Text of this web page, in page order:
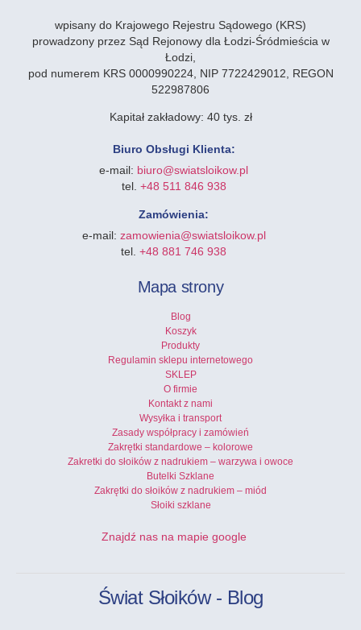
wpisany do Krajowego Rejestru Sądowego (KRS)
prowadzony przez Sąd Rejonowy dla Łodzi-Śródmieścia w
Łodzi,
pod numerem KRS 0000990224, NIP 7722429012, REGON
522987806
Kapitał zakładowy: 40 tys. zł
Biuro Obsługi Klienta:
e-mail: biuro@swiatsloikow.pl
tel. +48 511 846 938
Zamówienia:
e-mail: zamowienia@swiatsloikow.pl
tel.+48 881 746 938
Mapa strony
Blog
Koszyk
Produkty
Regulamin sklepu internetowego
SKLEP
O firmie
Kontakt z nami
Wysyłka i transport
Zasady współpracy i zamówień
Zakrętki standardowe – kolorowe
Zakretki do słoików z nadrukiem – warzywa i owoce
Butelki Szklane
Zakrętki do słoików z nadrukiem – miód
Słoiki szklane
Znajdź nas na mapie google
Świat Słoików - Blog